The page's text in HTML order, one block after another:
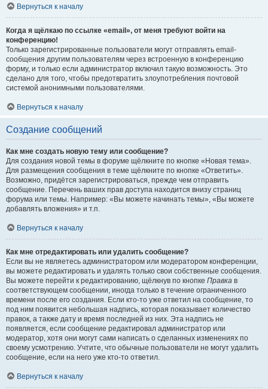
Вернуться к началу
Когда я щёлкаю по ссылке «email», от меня требуют войти на
конференцию!
Только зарегистрированные пользователи могут отправлять email-
сообщения другим пользователям через встроенную в конференцию
форму, и только если администратор включил такую возможность. Это
сделано для того, чтобы предотвратить злоупотребления почтовой
системой анонимными пользователями.
Вернуться к началу
Создание сообщений
Как мне создать новую тему или сообщение?
Для создания новой темы в форуме щёлкните по кнопке «Новая тема».
Для размещения сообщения в теме щёлкните по кнопке «Ответить».
Возможно, придётся зарегистрироваться, прежде чем отправить
сообщение. Перечень ваших прав доступа находится внизу страниц
форума или темы. Например: «Вы можете начинать темы», «Вы можете
добавлять вложения» и т.п.
Вернуться к началу
Как мне отредактировать или удалить сообщение?
Если вы не являетесь администратором или модератором конференции,
вы можете редактировать и удалять только свои собственные сообщения.
Вы можете перейти к редактированию, щёлкнув по кнопке Правка в
соответствующем сообщении, иногда только в течение ограниченного
времени после его создания. Если кто-то уже ответил на сообщение, то
под ним появится небольшая надпись, которая показывает количество
правок, а также дату и время последней из них. Эта надпись не
появляется, если сообщение редактировал администратор или
модератор, хотя они могут сами написать о сделанных изменениях по
своему усмотрению. Учтите, что обычные пользователи не могут удалить
сообщение, если на него уже кто-то ответил.
Вернуться к началу